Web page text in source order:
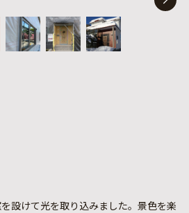
設けて光を取り込みました。景色を楽